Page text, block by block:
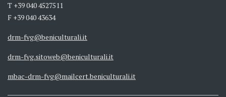
T +39 040 4527511
F +39 040 43634
drm-fvg@beniculturali.it
drm-fvg.sitoweb@beniculturali.it
mbac-drm-fvg@mailcert.beniculturali.it